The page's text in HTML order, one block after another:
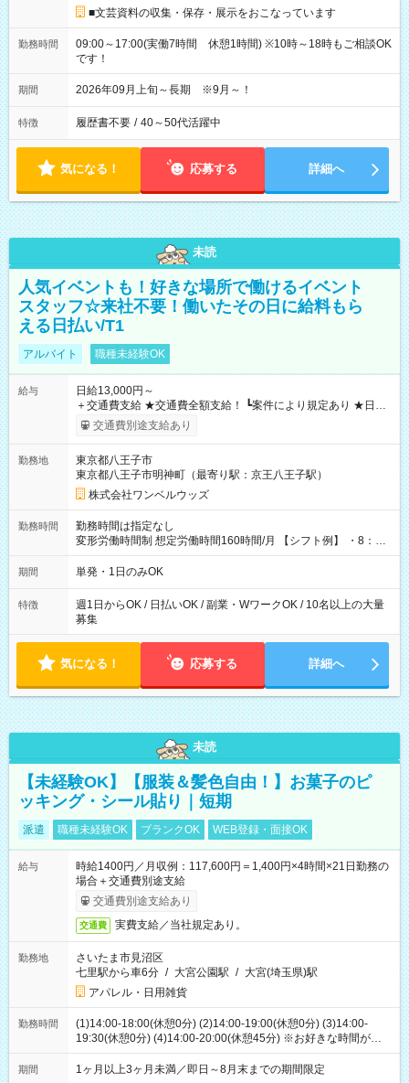
■文芸資料の収集・保存・展示をおこなっています
勤務時間
09:00～17:00(実働7時間 休憩1時間) ※10時～18時もご相談OK
です！
期間 2026年09月上旬～長期 ※9月～！
特徴 履歴書不要 / 40～50代活躍中
気になる！ 応募する 詳細へ
未読
人気イベントも！好きな場所で働けるイベント
スタッフ☆来社不要！働いたその日に給料もら
える日払い/T1
アルバイト 職種未経験OK
給与
日給13,000円～
＋交通費支給 ★交通費全額支給！ ┗案件により規定あり ★日払
いOK！（規定あり） ┗働いたその日に現金GET♪ お仕事後はコ
ンビニATMから 日払い分を引き落とせます！ 【試用期間】試
交通費別途支給あり
勤務地
東京都八王子市
東京都八王子市明神町（最寄り駅：京王八王子駅）
株式会社ワンベルウッズ
勤務時間
勤務時間は指定なし
変形労働時間制 想定労働時間160時間/月 【シフト例】 ・8：00
～21：00
期間 単発・1日のみOK
特徴
週1日からOK / 日払いOK / 副業・WワークOK / 10名以上の大量
募集
気になる！ 応募する 詳細へ
未読
【未経験OK】【服装＆髪色自由！】お菓子のピ
ッキング・シール貼り｜短期
派遣 職種未経験OK ブランクOK WEB登録・面接OK
給与
時給1400円／月収例：117,600円＝1,400円×4時間×21日勤務の
場合＋交通費別途支給
交通費別途支給あり
交通費 実費支給／当社規定あり。
勤務地
さいたま市見沼区
七里駅から車6分 / 大宮公園駅 / 大宮(埼玉県)駅
アパレル・日用雑貨
勤務時間
(1)14:00-18:00(休憩0分) (2)14:00-19:00(休憩0分) (3)14:00-
19:30(休憩0分) (4)14:00-20:00(休憩45分) ※お好きな時間が選べ
ます
期間 1ヶ月以上3ヶ月未満／即日～8月末までの期間限定